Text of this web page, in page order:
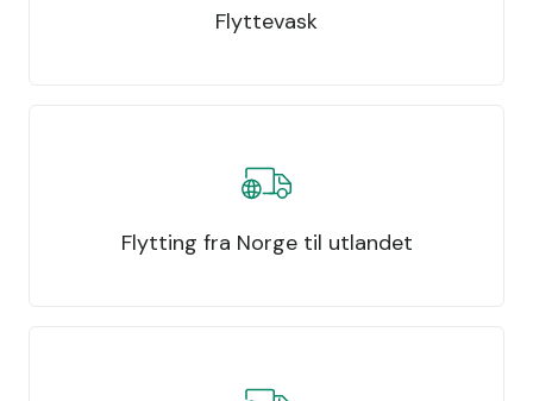
Flyttevask
Flytting fra Norge til utlandet